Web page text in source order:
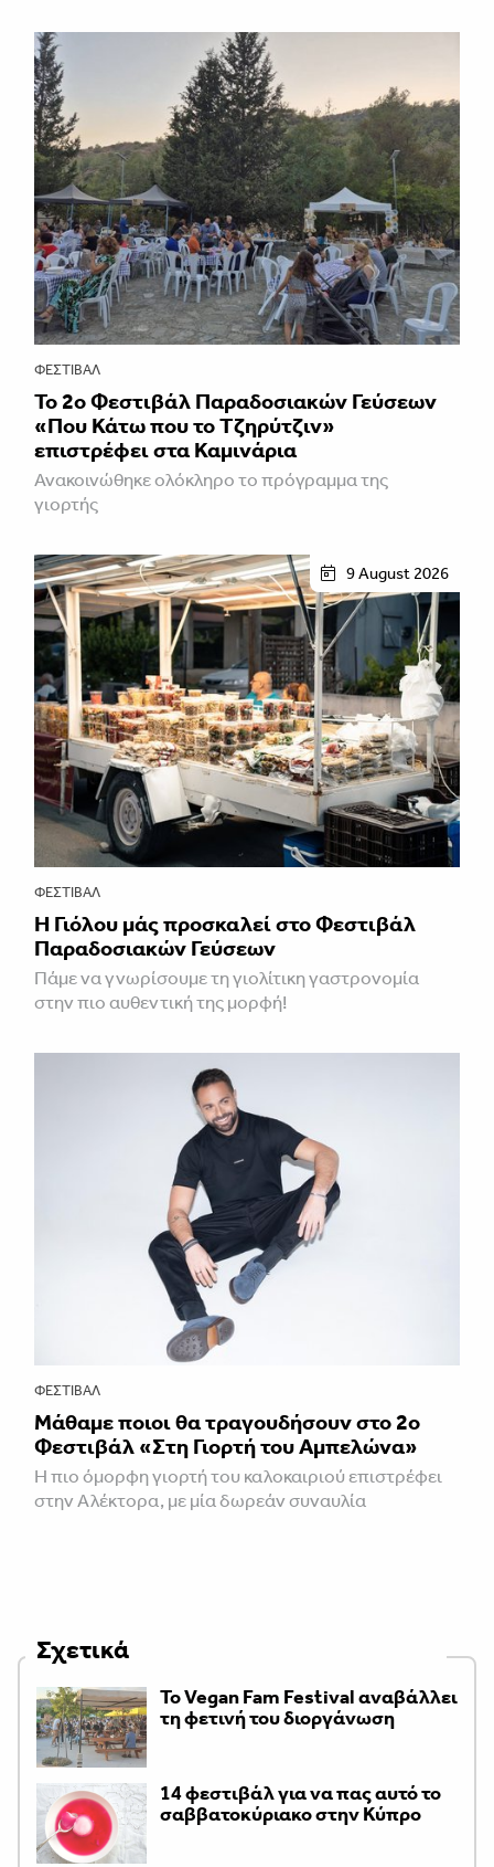
ΦΕΣΤΙΒΑΛ
Το 2ο Φεστιβάλ Παραδοσιακών Γεύσεων
«Που Κάτω που το Τζηρύτζιν»
επιστρέφει στα Καμινάρια
Ανακοινώθηκε ολόκληρο το πρόγραμμα της
γιορτής
9 August 2026
ΦΕΣΤΙΒΑΛ
Η Γιόλου μάς προσκαλεί στο Φεστιβάλ
Παραδοσιακών Γεύσεων
Πάμε να γνωρίσουμε τη γιολίτικη γαστρονομία
στην πιο αυθεντική της μορφή!
ΦΕΣΤΙΒΑΛ
Μάθαμε ποιοι θα τραγουδήσουν στο 2ο
Φεστιβάλ «Στη Γιορτή του Αμπελώνα»
Η πιο όμορφη γιορτή του καλοκαιριού επιστρέφει
στην Αλέκτορα, με μία δωρεάν συναυλία
Σχετικά
Το Vegan Fam Festival αναβάλλει
τη φετινή του διοργάνωση
14 φεστιβάλ για να πας αυτό το
σαββατοκύριακο στην Κύπρο